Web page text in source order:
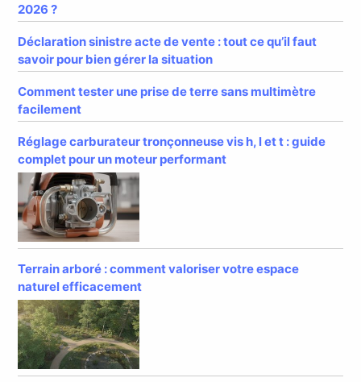
2026 ?
Déclaration sinistre acte de vente : tout ce qu’il faut
savoir pour bien gérer la situation
Comment tester une prise de terre sans multimètre
facilement
Réglage carburateur tronçonneuse vis h, l et t : guide
complet pour un moteur performant
Terrain arboré : comment valoriser votre espace
naturel efficacement